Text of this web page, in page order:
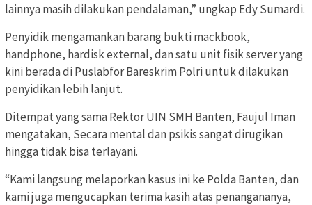
lainnya masih dilakukan pendalaman,” ungkap Edy Sumardi.
Penyidik mengamankan barang bukti mackbook,
handphone, hardisk external, dan satu unit fisik server yang
kini berada di Puslabfor Bareskrim Polri untuk dilakukan
penyidikan lebih lanjut.
Ditempat yang sama Rektor UIN SMH Banten, Faujul Iman
mengatakan, Secara mental dan psikis sangat dirugikan
hingga tidak bisa terlayani.
“Kami langsung melaporkan kasus ini ke Polda Banten, dan
kami juga mengucapkan terima kasih atas penangananya,